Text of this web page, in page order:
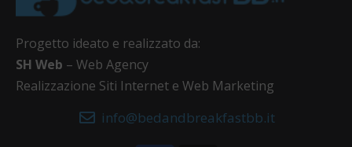
Progetto ideato e realizzato da:
SH Web – Web Agency
Realizzazione Siti Internet e Web Marketing
info@bedandbreakfastbb.it